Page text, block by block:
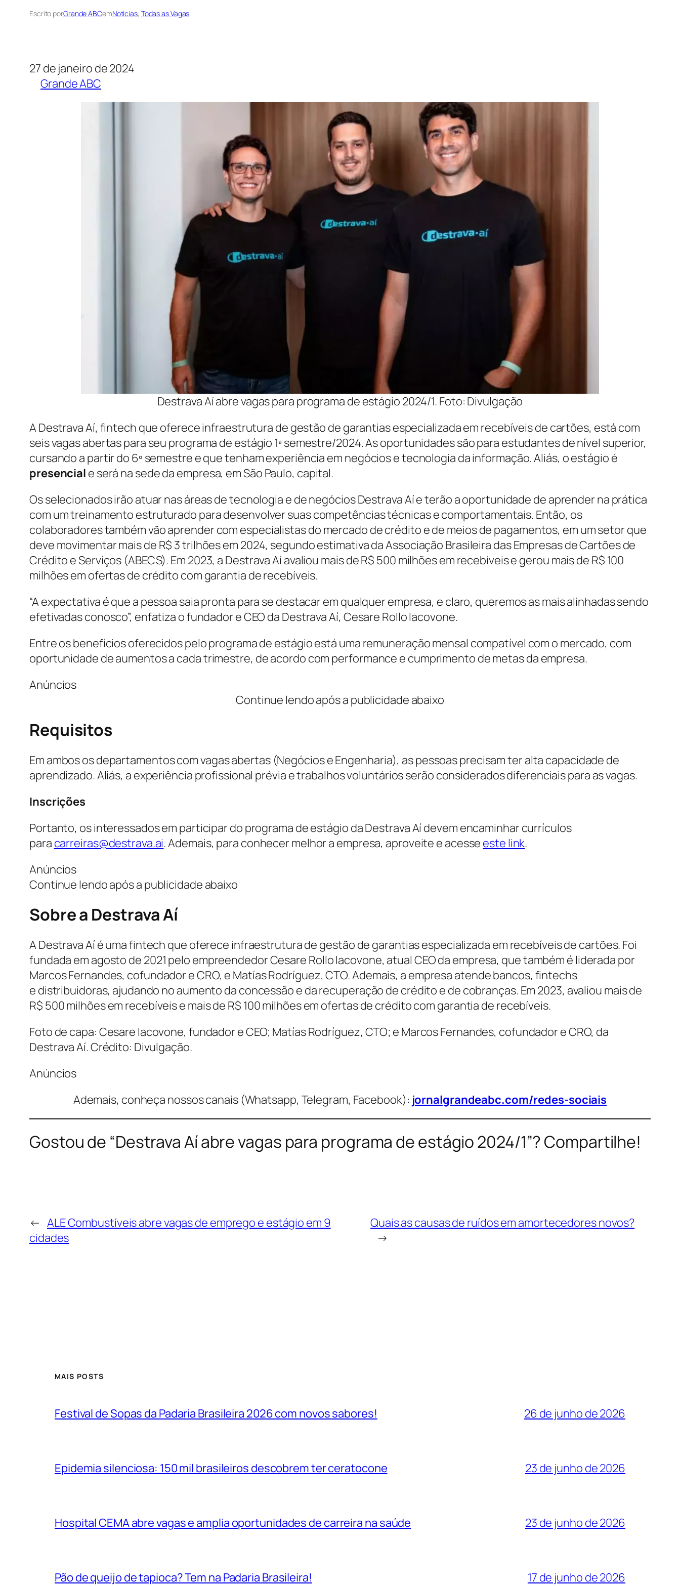
Escrito porGrande ABCemNotícias, Todas as Vagas
27 de janeiro de 2024
Grande ABC
Destrava Aí abre vagas para programa de estágio 2024/1. Foto: Divulgação
A Destrava Aí, fintech que oferece infraestrutura de gestão de garantias especializada em recebíveis de cartões, está com
seis vagas abertas para seu programa de estágio 1ª semestre/2024. As oportunidades são para estudantes de nível superior,
cursando a partir do 6º semestre e que tenham experiência em negócios e tecnologia da informação. Aliás, o estágio é
presencial e será na sede da empresa, em São Paulo, capital.
Os selecionados irão atuar nas áreas de tecnologia e de negócios Destrava Aí e terão a oportunidade de aprender na prática
com um treinamento estruturado para desenvolver suas competências técnicas e comportamentais. Então, os
colaboradores também vão aprender com especialistas do mercado de crédito e de meios de pagamentos, em um setor que
deve movimentar mais de R$ 3 trilhões em 2024, segundo estimativa da Associação Brasileira das Empresas de Cartões de
Crédito e Serviços (ABECS). Em 2023, a Destrava Aí avaliou mais de R$ 500 milhões em recebíveis e gerou mais de R$ 100
milhões em ofertas de crédito com garantia de recebíveis.
“A expectativa é que a pessoa saia pronta para se destacar em qualquer empresa, e claro, queremos as mais alinhadas sendo
efetivadas conosco”, enfatiza o fundador e CEO da Destrava Aí, Cesare Rollo Iacovone.
Entre os benefícios oferecidos pelo programa de estágio está uma remuneração mensal compatível com o mercado, com
oportunidade de aumentos a cada trimestre, de acordo com performance e cumprimento de metas da empresa.
Anúncios
Continue lendo após a publicidade abaixo
Requisitos
Em ambos os departamentos com vagas abertas (Negócios e Engenharia), as pessoas precisam ter alta capacidade de
aprendizado. Aliás, a experiência profissional prévia e trabalhos voluntários serão considerados diferenciais para as vagas.
Inscrições
Portanto, os interessados em participar do programa de estágio da Destrava Aí devem encaminhar currículos
para carreiras@destrava.ai. Ademais, para conhecer melhor a empresa, aproveite e acesse este link.
Anúncios
Continue lendo após a publicidade abaixo
Sobre a Destrava Aí
A Destrava Aí é uma fintech que oferece infraestrutura de gestão de garantias especializada em recebíveis de cartões. Foi
fundada em agosto de 2021 pelo empreendedor Cesare Rollo Iacovone, atual CEO da empresa, que também é liderada por
Marcos Fernandes, cofundador e CRO, e Matías Rodríguez, CTO. Ademais, a empresa atende bancos, fintechs
e distribuidoras, ajudando no aumento da concessão e da recuperação de crédito e de cobranças. Em 2023, avaliou mais de
R$ 500 milhões em recebíveis e mais de R$ 100 milhões em ofertas de crédito com garantia de recebíveis.
Foto de capa: Cesare Iacovone, fundador e CEO; Matías Rodríguez, CTO; e Marcos Fernandes, cofundador e CRO, da
Destrava Aí. Crédito: Divulgação.
Anúncios
Ademais, conheça nossos canais (Whatsapp, Telegram, Facebook): jornalgrandeabc.com/redes-sociais
Gostou de “Destrava Aí abre vagas para programa de estágio 2024/1”? Compartilhe!
← ALE Combustíveis abre vagas de emprego e estágio em 9
cidades
Quais as causas de ruídos em amortecedores novos?
→
MAIS POSTS
Festival de Sopas da Padaria Brasileira 2026 com novos sabores! 26 de junho de 2026
Epidemia silenciosa: 150 mil brasileiros descobrem ter ceratocone 23 de junho de 2026
Hospital CEMA abre vagas e amplia oportunidades de carreira na saúde 23 de junho de 2026
Pão de queijo de tapioca? Tem na Padaria Brasileira! 17 de junho de 2026